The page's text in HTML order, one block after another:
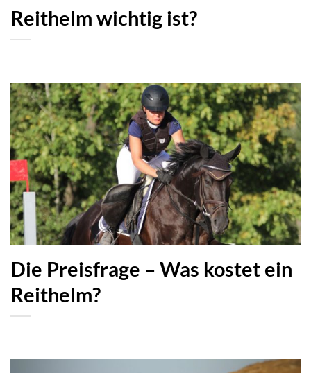
Reithelm wichtig ist?
Die Preisfrage – Was kostet ein
Reithelm?